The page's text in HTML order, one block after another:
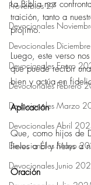
Proverbios 27
Devocionales
Devocionales
Devocionales Enero
Devocionales Febrero
Devocionales Marzo
Devocionales Abril
Devocionales Mayo
Devocionales Junio
La Biblia nos
traición, tanto a
prójimo.
Luego, este verso
que puede recibir
bien y actúa en
Aplicación
Que, como hijos de
fieles a Él y fieles a
Oración